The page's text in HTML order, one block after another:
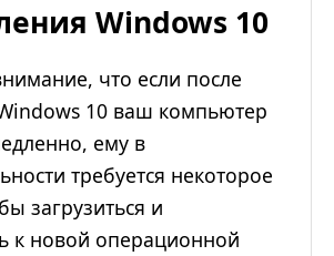
Windows 10
что если после
10 ваш компьютер
ему в
требуется некоторое
загрузиться и
к новой операционной